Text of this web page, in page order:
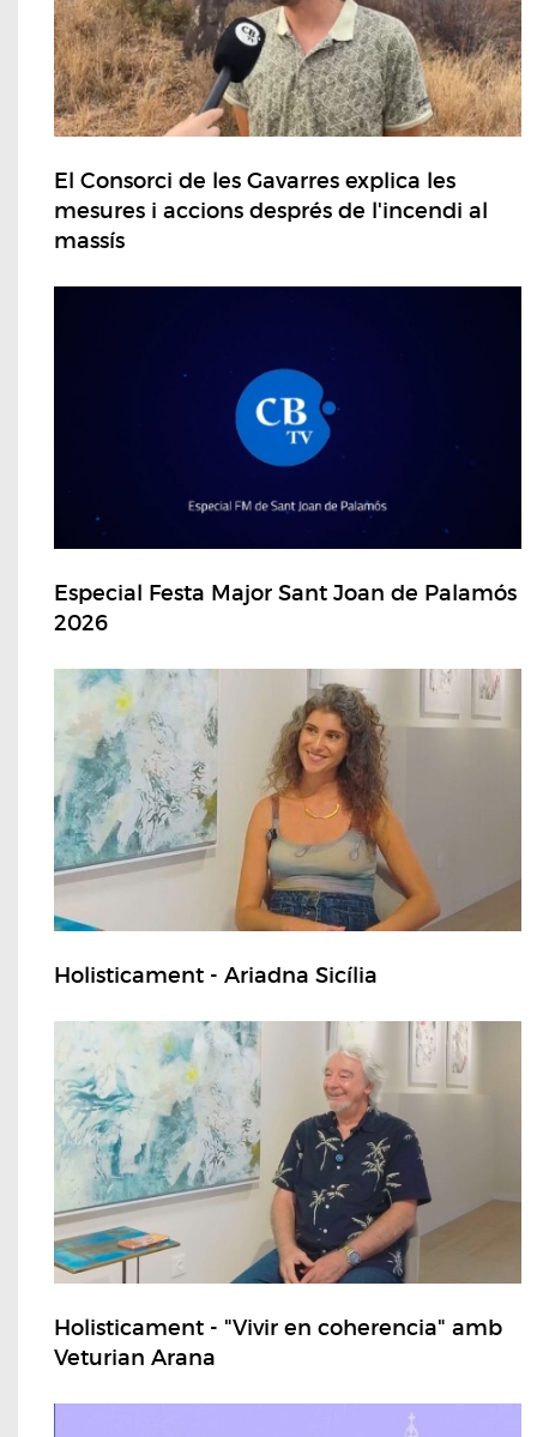
El Consorci de les Gavarres explica les
mesures i accions després de l'incendi al
massís
Especial Festa Major Sant Joan de Palamós
2026
Holisticament - Ariadna Sicília
Holisticament - "Vivir en coherencia" amb
Veturian Arana